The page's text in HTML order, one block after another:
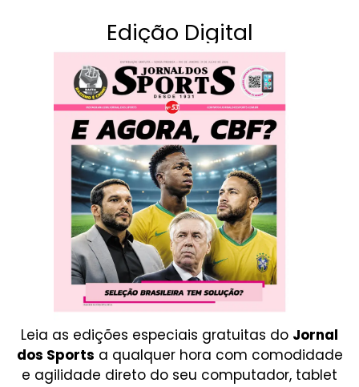
Edição Digital
Leia as edições especiais gratuitas do Jornal
dos Sports a qualquer hora com comodidade
e agilidade direto do seu computador, tablet